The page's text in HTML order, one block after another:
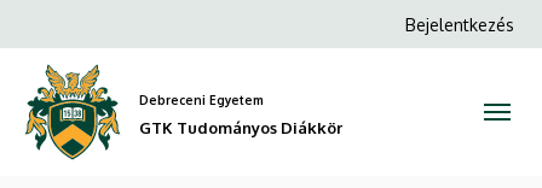
GTK
Tudományos
a
tartalomra
Anonim
Bejelentkezés
Debreceni Egyetem
GTK Tudományos Diákkör